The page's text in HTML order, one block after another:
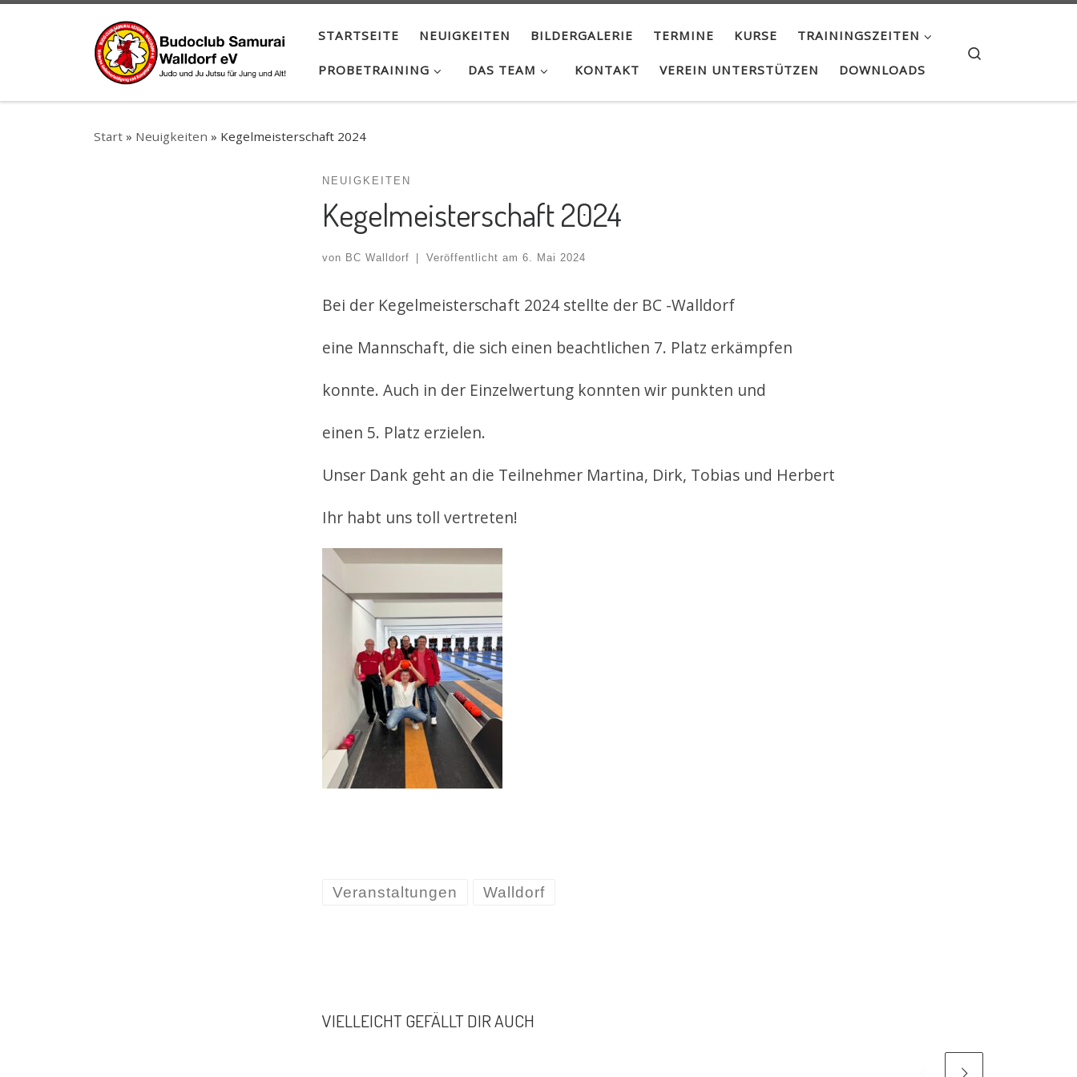
Zum Inhalt springen
STARTSEITE NEUIGKEITEN BILDERGALERIE TERMINE KURSE TRAININGSZEITEN
PROBETRAINING DAS TEAM KONTAKT VEREIN UNTERSTÜTZEN DOWNLOADS
Start » Neuigkeiten » Kegelmeisterschaft 2024
NEUIGKEITEN
Kegelmeisterschaft 2024
von BC Walldorf | Veröffentlicht am 6. Mai 2024
Bei der Kegelmeisterschaft 2024 stellte der BC -Walldorf
eine Mannschaft, die sich einen beachtlichen 7. Platz erkämpfen
konnte. Auch in der Einzelwertung konnten wir punkten und
einen 5. Platz erzielen.
Unser Dank geht an die Teilnehmer Martina, Dirk, Tobias und Herbert
Ihr habt uns toll vertreten!
Veranstaltungen Walldorf
VIELLEICHT GEFÄLLT DIR AUCH